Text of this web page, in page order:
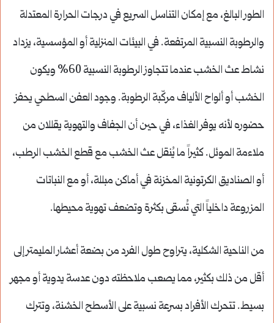
الطور البالغ، مع إمكان التناسل السريع في درجات الحرارة المعتدلة
والرطوبة النسبية المرتفعة. في البيئات المنزلية أو المؤسسية، يزداد
نشاط عث الخشب عندما تتجاوز الرطوبة النسبية 60% ويكون
الخشب أو ألواح الألياف مركّبة الرطوبة. وجود العفن السطحي يحفز
حضوره لأنه يوفر الغذاء، في حين أن الجفاف والتهوية يقللان من
ملاءمة الموئل. كثيراً ما يُنقل عث الخشب مع قطع الخشب الرطب،
أو الصناديق الكرتونية المخزنة في أماكن مبللة، أو مع النباتات
المزروعة داخلياً التي تُسقى بكثرة وتضعف تهوية محيطها.
من الناحية الشكلية، يتراوح طول الفرد من بضعة أعشار المليمتر إلى
أقل من ذلك بكثير، مما يصعب ملاحظته دون عدسة يدوية أو مجهر
بسيط. تتحرك الأفراد بسرعة نسبية على الأسطح الخشنة، وتترك